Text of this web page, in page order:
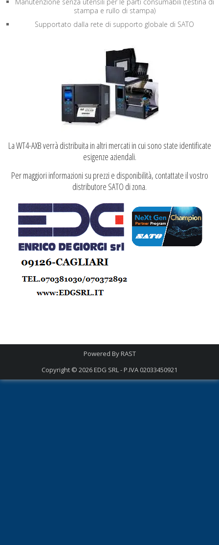
stampa e rullo di stampa)
Supportato dalla rete di supporto globale di SATO
La WT4-AXB verrà distribuita in altri mercati in cui sono state identificate
esigenze aziendali.
Per maggiori informazioni su prezzi e disponibilità, contattate il vostro
distributore SATO di zona.
Powered ByRAST
Copyright © 2026EDG SRL - P.IVA 02033450921